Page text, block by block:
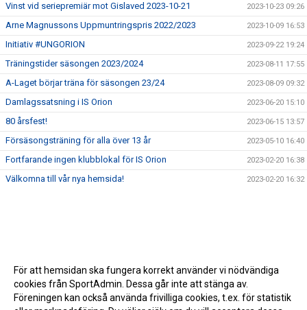
Vinst vid seriepremiär mot Gislaved 2023-10-21 2023-10-23 09:26
Arne Magnussons Uppmuntringspris 2022/2023 2023-10-09 16:53
Initiativ #UNGORION 2023-09-22 19:24
Träningstider säsongen 2023/2024 2023-08-11 17:55
A-Laget börjar träna för säsongen 23/24 2023-08-09 09:32
Damlagssatsning i IS Orion 2023-06-20 15:10
80 årsfest! 2023-06-15 13:57
Försäsongsträning för alla över 13 år 2023-05-10 16:40
Fortfarande ingen klubblokal för IS Orion 2023-02-20 16:38
Välkomna till vår nya hemsida! 2023-02-20 16:32
För att hemsidan ska fungera korrekt använder vi nödvändiga
cookies från SportAdmin. Dessa går inte att stänga av.
Föreningen kan också använda frivilliga cookies, t.ex. för statistik